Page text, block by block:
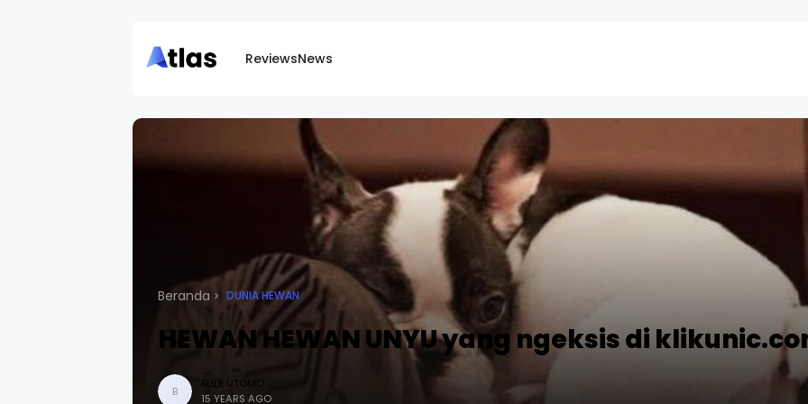
ReviewsNews
Beranda DUNIA HEWAN
HEWAN HEWAN UNYU yang ngeksis di
B
BUDI UTOMO
15 YEARS AGO